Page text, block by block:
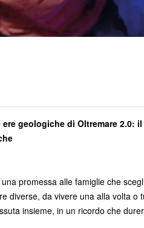
geologiche di Oltremare 2.0:
promessa alle famiglie che
diverse, da vivere una alla volta o
insieme, in un ricordo che